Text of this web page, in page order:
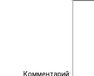
Комментарий: